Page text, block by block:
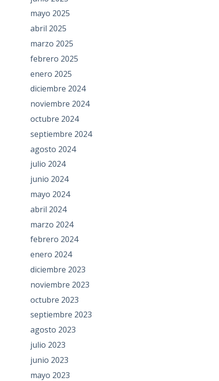
mayo 2025
abril 2025
marzo 2025
febrero 2025
enero 2025
diciembre 2024
noviembre 2024
octubre 2024
septiembre 2024
agosto 2024
julio 2024
junio 2024
mayo 2024
abril 2024
marzo 2024
febrero 2024
enero 2024
diciembre 2023
noviembre 2023
octubre 2023
septiembre 2023
agosto 2023
julio 2023
junio 2023
mayo 2023